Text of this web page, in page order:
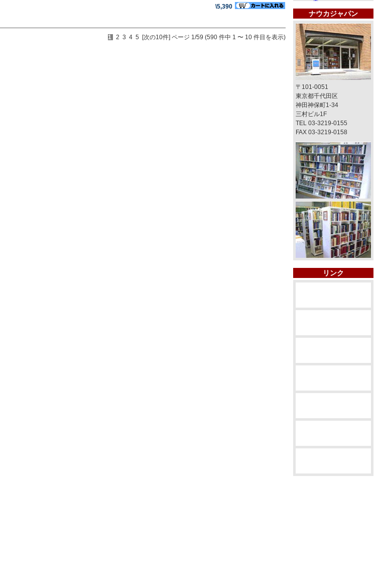
\5,390
1 2 3 4 5 [次の10件] ページ 1/59 (590 件中 1 〜 10 件目を表示)
ナウカジャパン
〒101-0051
東京都千代田区
神田神保町1-34
三村ビル1F
TEL 03-3219-0155
FAX 03-3219-0158
リンク